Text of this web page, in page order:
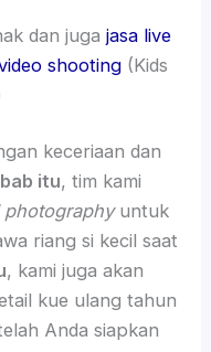
dan juga jasa live
shooting (Kids
keceriaan dan
itu, tim kami
photographyuntuk
riang si kecil saat
, kami juga akan
kue ulang tahun
Anda siapkan